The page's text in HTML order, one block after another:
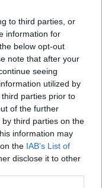
to third parties, or
information for
below opt-out
note that after your
seeing
utilized by
parties prior to
of the further
third parties on the
information may
the IAB’s List of
disclose it to other
στη
Μπάιντεν
η αμερικανική
κατά της
για «παράνομη